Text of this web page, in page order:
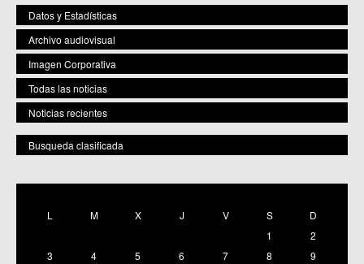
Datos y Estadísticas
Archivo audiovisual
Imagen Corporativa
Todas las noticias
Noticias recientes
Busqueda clasificada
C.M. Baños y Mendigo
C.M. Cañadas de San Pedro
L M X J V S
D
1
2
3
4 5 6 7 8
9